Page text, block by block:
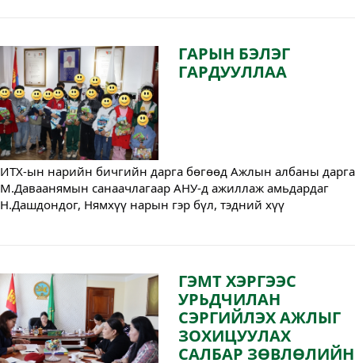
ГАРЫН БЭЛЭГ
ГАРДУУЛЛАА
ИТХ-ын нарийн бичгийн дарга бөгөөд Ажлын албаны дарга
М.Даваанямын санаачлагаар АНУ-д ажиллаж амьдардаг
Н.Дашдондог, Нямхүү нарын гэр бүл, тэдний хүү
ГЭМТ ХЭРГЭЭС
УРЬДЧИЛАН
СЭРГИЙЛЭХ АЖЛЫГ
ЗОХИЦУУЛАХ
САЛБАР ЗӨВЛӨЛИЙН